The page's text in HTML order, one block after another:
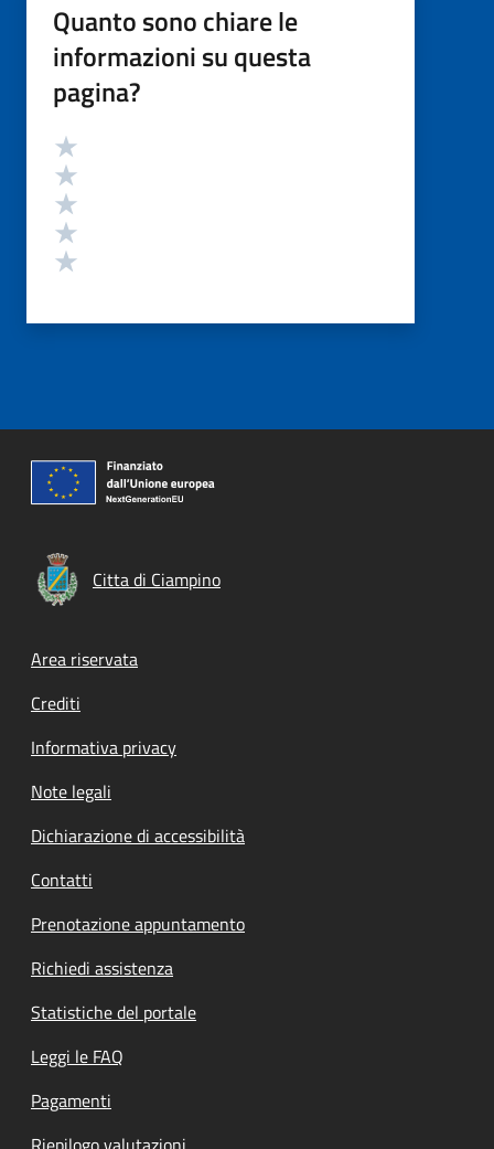
Quanto sono chiare le
informazioni su questa
pagina?
Valutazione
Citta di Ciampino
Footer menu
Area riservata
Crediti
Informativa privacy
Note legali
Dichiarazione di accessibilità
Contatti
Prenotazione appuntamento
Richiedi assistenza
Statistiche del portale
Leggi le FAQ
Pagamenti